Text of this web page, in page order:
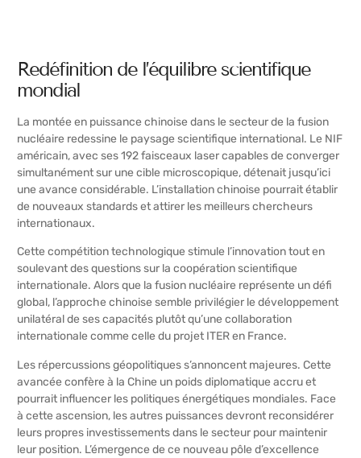
Redéfinition de l’équilibre scientifique
mondial
La montée en puissance chinoise dans le secteur de la fusion
nucléaire redessine le paysage scientifique international. Le NIF
américain, avec ses 192 faisceaux laser capables de converger
simultanément sur une cible microscopique, détenait jusqu’ici
une avance considérable. L’installation chinoise pourrait établir
de nouveaux standards et attirer les meilleurs chercheurs
internationaux.
Cette compétition technologique stimule l’innovation tout en
soulevant des questions sur la coopération scientifique
internationale. Alors que la fusion nucléaire représente un défi
global, l’approche chinoise semble privilégier le développement
unilatéral de ses capacités plutôt qu’une collaboration
internationale comme celle du projet ITER en France.
Les répercussions géopolitiques s’annoncent majeures. Cette
avancée confère à la Chine un poids diplomatique accru et
pourrait influencer les politiques énergétiques mondiales. Face
à cette ascension, les autres puissances devront reconsidérer
leurs propres investissements dans le secteur pour maintenir
leur position. L’émergence de ce nouveau pôle d’excellence